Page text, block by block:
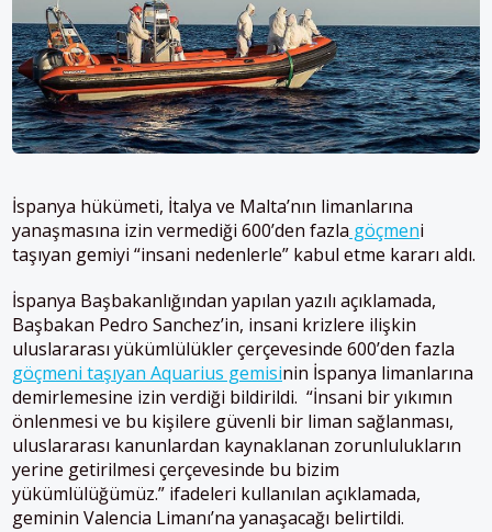
İspanya hükümeti, İtalya ve Malta’nın limanlarına
yanaşmasına izin vermediği 600’den fazla göçmeni
taşıyan gemiyi “insani nedenlerle” kabul etme kararı aldı.
İspanya Başbakanlığından yapılan yazılı açıklamada,
Başbakan Pedro Sanchez’in, insani krizlere ilişkin
uluslararası yükümlülükler çerçevesinde 600’den fazla
göçmeni taşıyan Aquarius gemisinin İspanya limanlarına
demirlemesine izin verdiği bildirildi. “İnsani bir yıkımın
önlenmesi ve bu kişilere güvenli bir liman sağlanması,
uluslararası kanunlardan kaynaklanan zorunlulukların
yerine getirilmesi çerçevesinde bu bizim
yükümlülüğümüz.” ifadeleri kullanılan açıklamada,
geminin Valencia Limanı’na yanaşacağı belirtildi.